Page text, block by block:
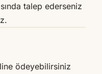
talep ederseniz
ödeyebilirsiniz